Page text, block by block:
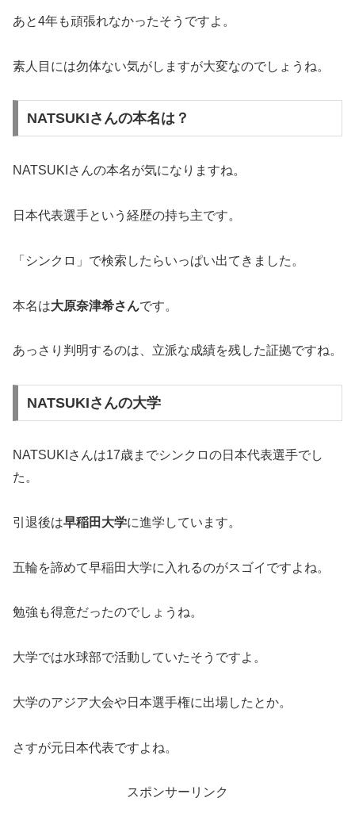
あと4年も頑張れなかったそうですよ。
素人目には勿体ない気がしますが大変なのでしょうね。
NATSUKIさんの本名は？
NATSUKIさんの本名が気になりますね。
日本代表選手という経歴の持ち主です。
「シンクロ」で検索したらいっぱい出てきました。
本名は大原奈津希さんです。
あっさり判明するのは、立派な成績を残した証拠ですね。
NATSUKIさんの大学
NATSUKIさんは17歳までシンクロの日本代表選手でし
た。
引退後は早稲田大学に進学しています。
五輪を諦めて早稲田大学に入れるのがスゴイですよね。
勉強も得意だったのでしょうね。
大学では水球部で活動していたそうですよ。
大学のアジア大会や日本選手権に出場したとか。
さすが元日本代表ですよね。
スポンサーリンク